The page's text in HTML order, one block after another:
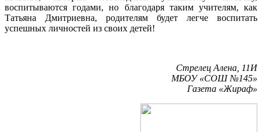
воспитываются годами, но благодаря таким учителям, как
Татьяна Дмитриевна, родителям будет легче воспитать
успешных личностей из своих детей!
Стрелец Алена, 11И
МБОУ «СОШ №145»
Газета «Жираф»